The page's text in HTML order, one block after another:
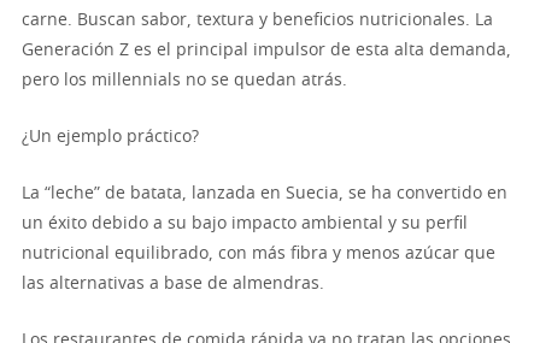
carne. Buscan sabor, textura y beneficios nutricionales. La
Generación Z es el principal impulsor de esta alta demanda,
pero los millennials no se quedan atrás.
¿Un ejemplo práctico?
La “leche” de batata, lanzada en Suecia, se ha convertido en
un éxito debido a su bajo impacto ambiental y su perfil
nutricional equilibrado, con más fibra y menos azúcar que
las alternativas a base de almendras.